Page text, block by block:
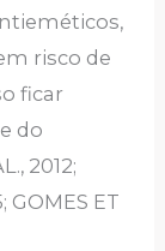
risco de
ficar
do
2012;
GOMES ET